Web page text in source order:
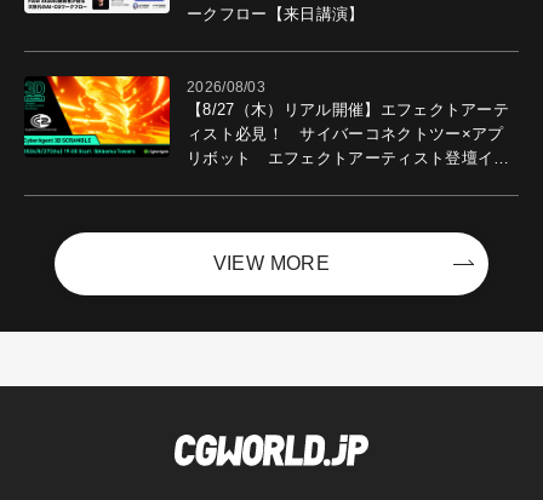
ークフロー【来日講演】
2026/08/03
【8/27（木）リアル開催】エフェクトアーテ
ィスト必見！ サイバーコネクトツー×アプ
リボット エフェクトアーティスト登壇イベ
VIEW MORE